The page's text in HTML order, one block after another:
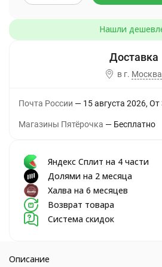
в г. Москва
Почта России 15 августа 2026 От
Магазины Пятёрочка Бесплатно
Яндекс Сплит на 4 части
Долями на 2 месяца
Халва на 6 месяцев
Возврат товара
Система скидок
Описание